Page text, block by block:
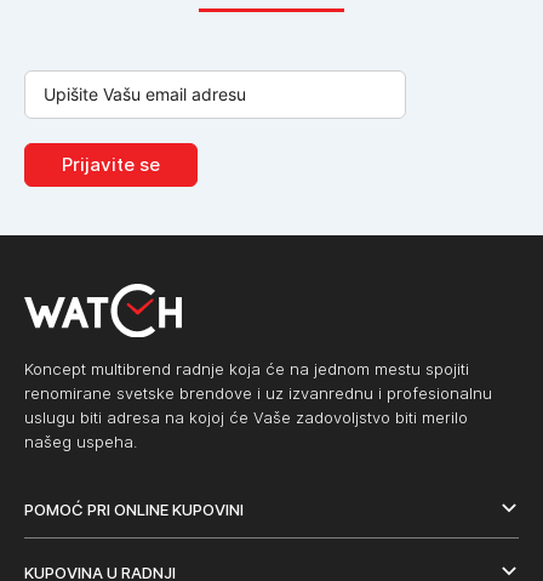
Prijavite se
Koncept multibrend radnje koja će na jednom mestu spojiti
renomirane svetske brendove i uz izvanrednu i profesionalnu
uslugu biti adresa na kojoj će Vaše zadovoljstvo biti merilo
našeg uspeha.
POMOĆ PRI ONLINE KUPOVINI
KUPOVINA U RADNJI